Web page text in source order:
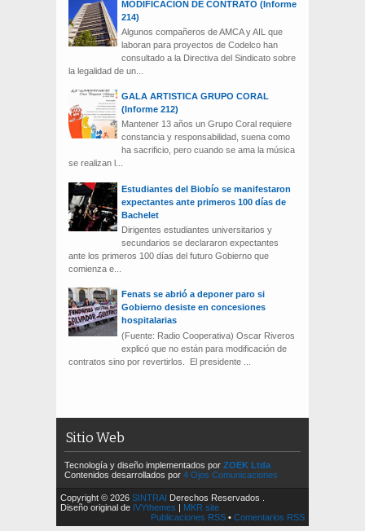
MODIFICACION DE CONTRATO (Informe
214)
Algunos compañeros de AMCA y AIL que
laboran para proyectos de Codelco han
consultado a la Directiva del Sindicato sobre
la legalidad de un...
GALA ARTISTICA GRUPO CORAL
(Informe 212)
Mantener 13 años un Grupo Coral requiere
constancia y responsabilidad, suena como
ha sacrificio, pero cuando se ama la música
se realizan l...
Estudiantes del Biobío se manifestaron
expectantes ante primeros 100 días de
Bachelet
Dirigentes estudiantes universitarios y
secundarios se declararon expectantes
ante los primeros 100 días del futuro Gobierno que
comienza e...
Fenats se abrió a deponer paro si
Gobierno desiste en concesiones
hospitalarias
(Fuente: Radio Cooperativa) Oscar Riveros
explicó que no están para modificación de
contratos sino por revertirlos. El presidente ...
Sitio Web
Tecnología y diseño implementados por ZOEK Ltda
Contenidos desarrollados por 4 Ojos Comunicaciones
Copyright © 2026 SINTRAI
Derechos Reservados .
Diseño original de IVYthemes
MKR site
Publicaciones RSS • Comentarios RSS